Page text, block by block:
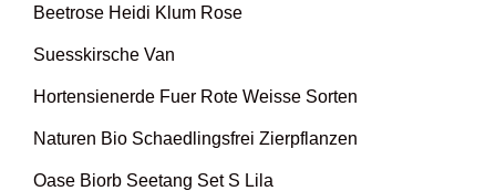
Beetrose Heidi Klum Rose
Suesskirsche Van
Hortensienerde Fuer Rote Weisse Sorten
Naturen Bio Schaedlingsfrei Zierpflanzen
Oase Biorb Seetang Set S Lila